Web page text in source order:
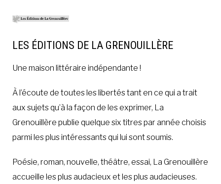
LES ÉDITIONS DE LA GRENOUILLÈRE
Une maison littéraire indépendante !
À l’écoute de toutes les libertés tant en ce qui a trait
aux sujets qu’à la façon de les exprimer, La
Grenouillère publie quelque six titres par année choisis
parmi les plus intéressants qui lui sont soumis.
Poésie, roman, nouvelle, théâtre, essai, La Grenouillère
accueille les plus audacieux et les plus audacieuses.